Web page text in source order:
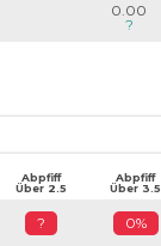
0.00
?
Abpfiff
Über 2.5
Abpfiff
Über 3.5
? 0%